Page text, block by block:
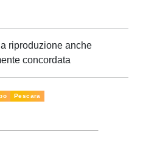
riproduzione anche
concordata
Pescara